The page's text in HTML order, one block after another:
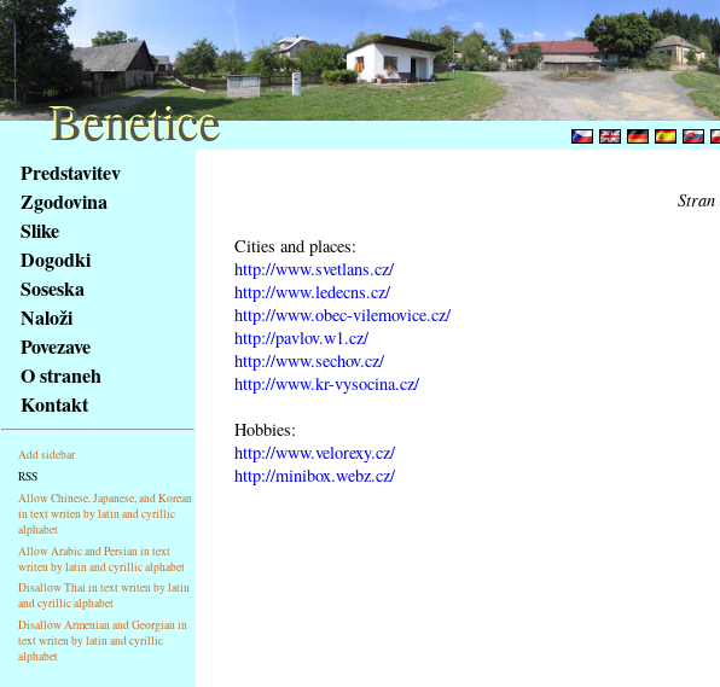
obsah
stránky
Klávesové
zkratky
tomto
webu
základní
Hlavní
strana
Predstavitev
Zgodovina
Slike
Dogodki
Soseska
Naloži
Povezave
O straneh
Kontakt
Add sidebar
RSS
Allow Chinese, Japanese, and Korean
in text writen by latin and cyrillic
alphabet
Allow Arabic and Persian in text
writen by latin and cyrillic alphabet
Disallow Thai in text writen by latin
and cyrillic alphabet
Disallow Armenian and Georgian in
text writen by latin and cyrillic
alphabet
Stran
Cities and places:
http://www.svetlans.cz/
http://www.ledecns.cz/
http://www.obec-vilemovice.cz/
http://pavlov.w1.cz/
http://www.sechov.cz/
http://www.kr-vysocina.cz/
Hobbies:
http://www.velorexy.cz/
http://minibox.webz.cz/
Benetice
Benetice